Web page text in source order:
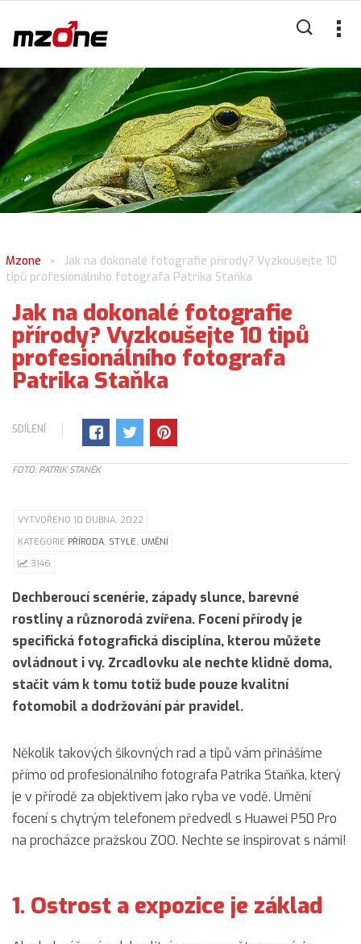
Mzone >
Jak na dokonalé fotografie přírody? Vyzkoušejte 10
tipů profesionálního fotografa Patrika Staňka
Jak na dokonalé fotografie
přírody? Vyzkoušejte 10 tipů
profesionálního fotografa
Patrika Staňka
SDÍLENÍ
FOTO: PATRIK STANĚK
VYTVOŘENO 10 DUBNA, 2022
KATEGORIE PŘÍRODA, STYLE, UMĚNÍ
3146
Dechberoucí scenérie, západy slunce, barevné
rostliny a různorodá zvířena. Focení přírody je
specifická fotografická disciplína, kterou můžete
ovládnout i vy. Zrcadlovku ale nechte klidně doma,
stačit vám k tomu totiž bude pouze kvalitní
fotomobil a dodržování pár pravidel.
Několik takových šikovných rad a tipů vám přinášíme
přímo od profesionálního fotografa Patrika Staňka, který
je v přírodě za objektivem jako ryba ve vodě. Umění
focení s chytrým telefonem předvedl s Huawei P50 Pro
na procházce pražskou ZOO. Nechte se inspirovat s námi!
1. Ostrost a expozice je základ